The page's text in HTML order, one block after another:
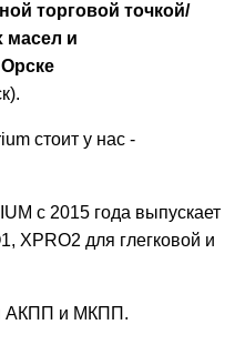
торговой точкой/
масел и
Орске
стоит у нас -
с 2015 года выпускает
XPRO2 для глегковой и
АКПП и МКПП.